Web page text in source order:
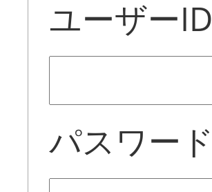
ユーザーID
パスワード